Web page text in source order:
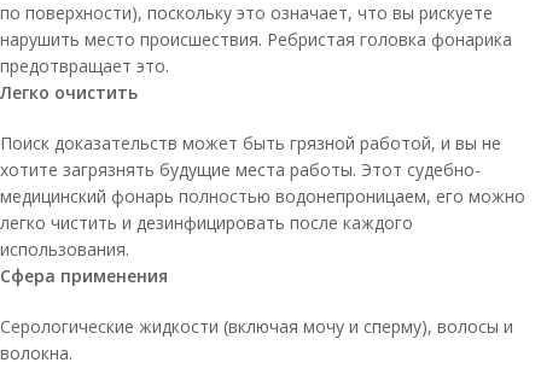
по поверхности), поскольку это означает, что вы рискуете
нарушить место происшествия. Ребристая головка фонарика
предотвращает это.
Легко очистить
Поиск доказательств может быть грязной работой, и вы не
хотите загрязнять будущие места работы. Этот судебно-
медицинский фонарь полностью водонепроницаем, его можно
легко чистить и дезинфицировать после каждого
использования.
Сфера применения
Серологические жидкости (включая мочу и сперму), волосы и
волокна.